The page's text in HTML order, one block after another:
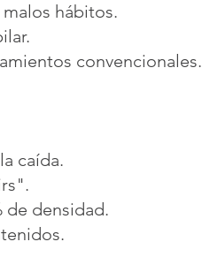
hábitos.
convencionales.
caída.
de densidad.